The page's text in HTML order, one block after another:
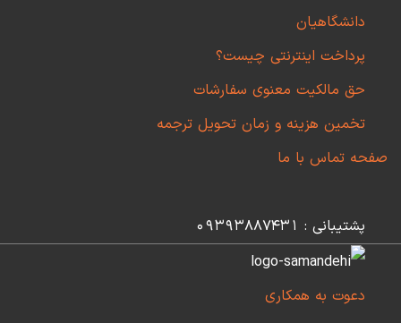
دانشگاهیان
پرداخت اینترنتی چیست؟
حق مالکیت معنوی سفارشات
تخمین هزینه و زمان تحویل ترجمه
صفحه تماس با ما
پشتیبانی : 09393887431
دعوت به همکاری